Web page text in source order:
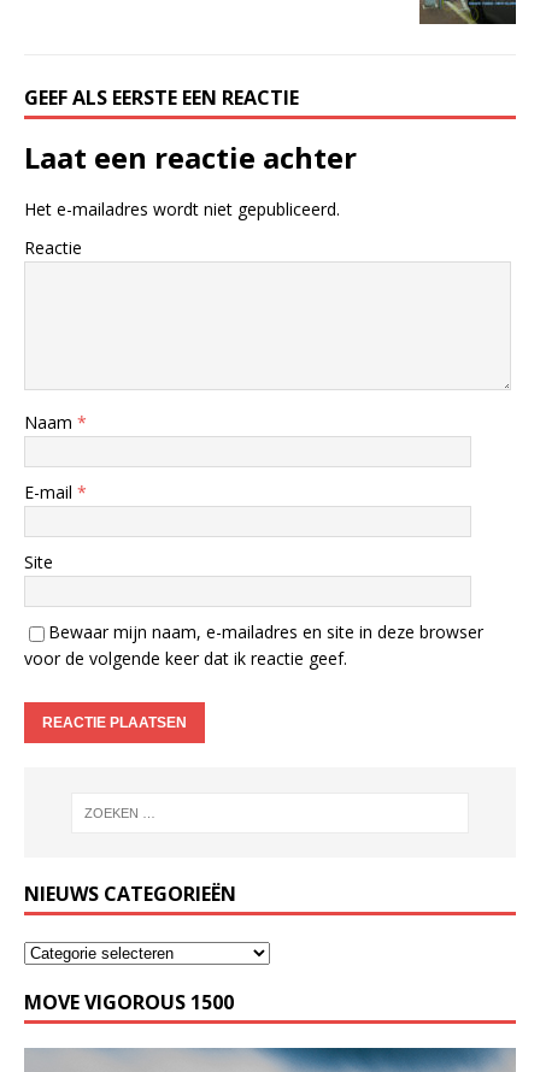
GEEF ALS EERSTE EEN REACTIE
Laat een reactie achter
Het e-mailadres wordt niet gepubliceerd.
Reactie
Naam *
E-mail *
Site
Bewaar mijn naam, e-mailadres en site in deze browser
voor de volgende keer dat ik reactie geef.
NIEUWS CATEGORIEËN
MOVE VIGOROUS 1500